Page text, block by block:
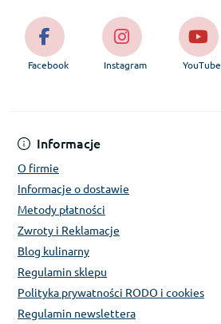
Informacje
O firmie
Informacje o dostawie
Metody płatności
Zwroty i Reklamacje
Blog kulinarny
Regulamin sklepu
Polityka prywatności RODO i cookies
Regulamin newslettera
Facebook Instagram YouTube